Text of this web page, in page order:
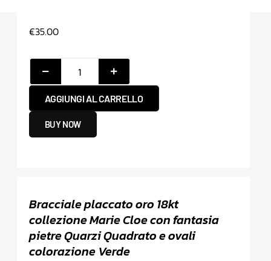
€35.00
BUY NOW
AGGIUNGI AL CARRELLO
Bracciale placcato oro 18kt
collezione Marie Cloe con fantasia
pietre Quarzi Quadrato e ovali
colorazione Verde